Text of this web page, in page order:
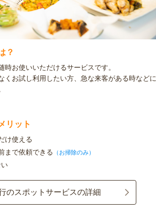
？
時お使いいただけるサービスです。
くお試し利用したい方、急な来客がある時などに
リット
け使える
まで依頼できる （お掃除のみ）
のスポットサービスの詳細